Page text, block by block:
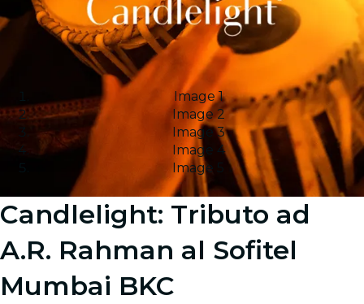
Image 1
Image 2
Image 3
Image 4
Image 5
Candlelight: Tributo ad
A.R. Rahman al Sofitel
Mumbai BKC